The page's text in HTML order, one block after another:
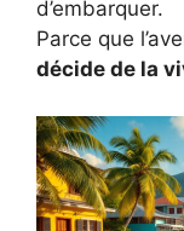
d’embarquer.
Parce que
décide de la